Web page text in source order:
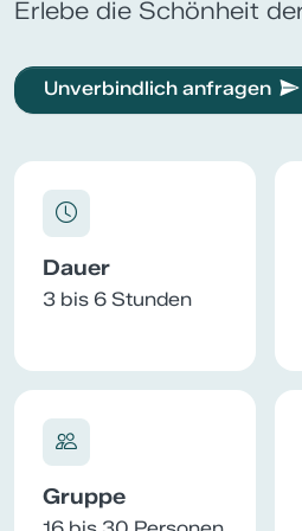
Erlebe die Schönheit
Unverbindlich anfragen
Dauer
3 bis 6 Stunden
Gruppe